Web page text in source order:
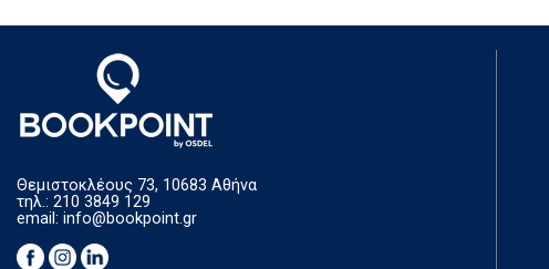
Θεμιστοκλέους 73, 10683 Αθήνα
τηλ.: 210 3849 129
email: info@bookpoint.gr